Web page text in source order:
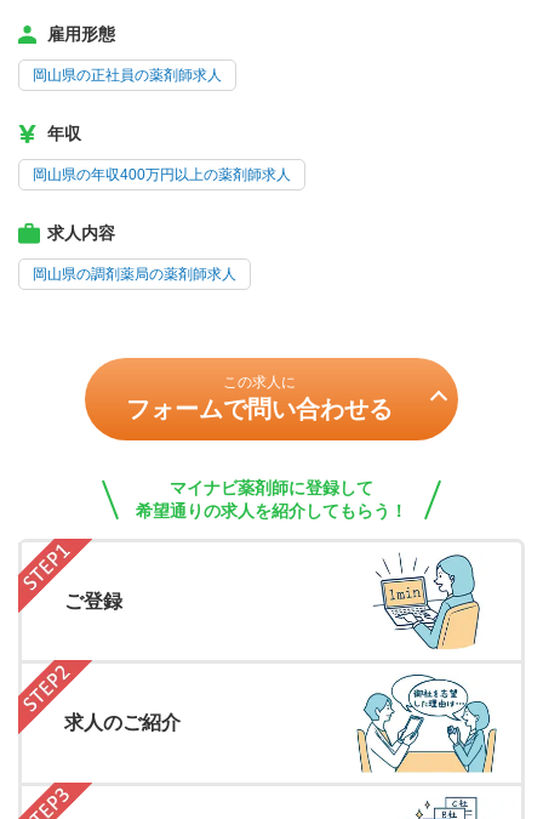
雇用形態
岡山県の正社員の薬剤師求人
年収
岡山県の年収400万円以上の薬剤師求人
求人内容
岡山県の調剤薬局の薬剤師求人
この求人に
フォームで問い合わせる
マイナビ薬剤師に登録して
希望通りの求人を紹介してもらう！
ご登録
求人のご紹介